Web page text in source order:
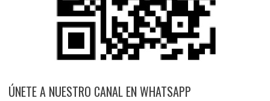
ÚNETE A NUESTRO CANAL EN WHATSAPP